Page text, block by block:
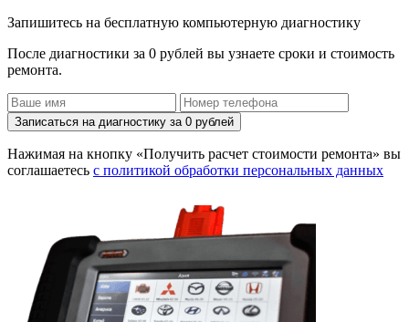
Запишитесь на бесплатную компьютерную диагностику
После диагностики за 0 рублей вы узнаете сроки и стоимость
ремонта.
Записаться на диагностику за 0 рублей
Нажимая на кнопку «Получить расчет стоимости ремонта» вы
соглашаетесь с политикой обработки персональных данных